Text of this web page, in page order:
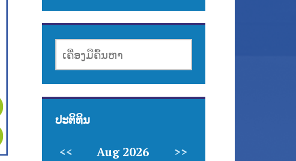
ເຄື່ອງມື
ຄົ້ນຫາ
ປະຕິທິນ
<< Aug 2026 >>